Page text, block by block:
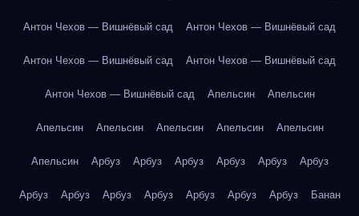
Антон Чехов — Вишнёвый сад Антон Чехов — Вишнёвый сад
Антон Чехов — Вишнёвый сад Антон Чехов — Вишнёвый сад
Антон Чехов — Вишнёвый сад Апельсин Апельсин
Апельсин Апельсин Апельсин Апельсин Апельсин
Апельсин Арбуз Арбуз Арбуз Арбуз Арбуз Арбуз
Арбуз Арбуз Арбуз Арбуз Арбуз Арбуз Арбуз Банан